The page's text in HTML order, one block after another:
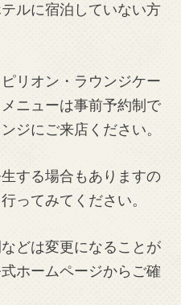
ルに宿泊していない方
リオン・ラウンジケー
ニューは事前予約制で
ジにご来店ください。
する場合もありますの
ってみてください。
どは変更になることが
ホームページからご確